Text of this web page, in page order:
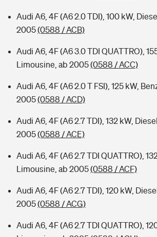
Audi A6, 4F (A6 2.0 TDI), 100 kW,
2005(0588 / ACB)
Audi A6, 4F (A6 3.0 TDI QUATTRO),
Limousine, ab 2005(0588 / ACC)
Audi A6, 4F (A6 2.0 T FSI), 125 kW,
2005(0588 / ACD)
Audi A6, 4F (A6 2.7 TDI), 132 kW,
2005(0588 / ACE)
Audi A6, 4F (A6 2.7 TDI QUATTRO),
Limousine, ab 2005(0588 / ACF)
Audi A6, 4F (A6 2.7 TDI), 120 kW,
2005(0588 / ACG)
Audi A6, 4F (A6 2.7 TDI QUATTRO),